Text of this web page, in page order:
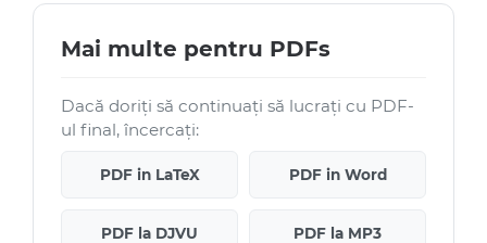
Mai multe pentru PDFs
Dacă doriți să continuați să lucrați cu PDF-
ul final, încercați:
PDF in LaTeX PDF in Word
PDF la DJVU PDF la MP3